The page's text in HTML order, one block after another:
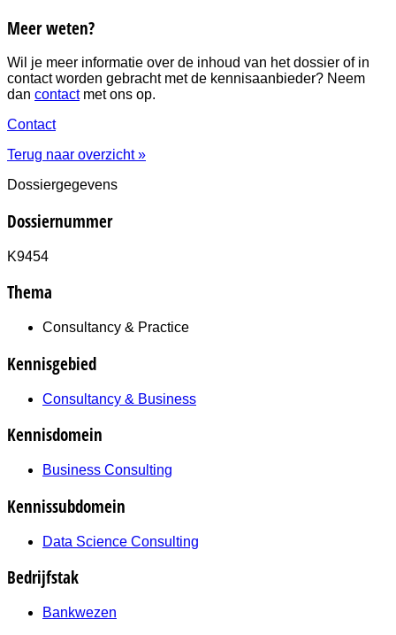
Meer weten?
Wil je meer informatie over de inhoud van het dossier of in
contact worden gebracht met de kennisaanbieder? Neem
dan contactmet ons op.
Contact
Terug naar overzicht »
Dossiergegevens
Dossiernummer
K9454
Thema
Consultancy & Practice
Kennisgebied
Consultancy & Business
Kennisdomein
Business Consulting
Kennissubdomein
Data Science Consulting
Bedrijfstak
Bankwezen